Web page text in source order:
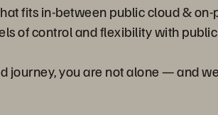
fits in-between public cloud & on-
of control and flexibility with
journey, you are not alone — and